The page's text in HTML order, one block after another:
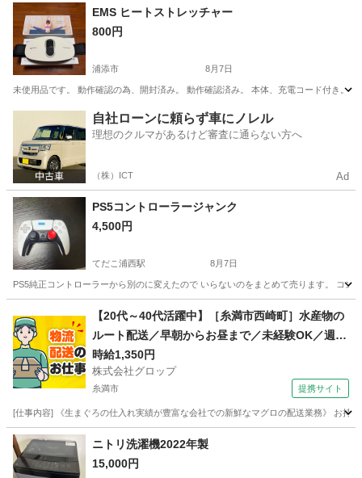
沖縄 宜野湾市 東京駅 生活家電
EMS ヒートストレッチャー
800円
浦添市 8月7日
未使用品です。 動作確認の為、開封済み。 動作確認済み。 本体、充電コード付き。
美容家電 コード
自社ローンに頼らず車にノレル
理想のクルマがあるけど審査に通らない方へ
（株）ICT Ad
PS5コントローラージャンク
4,500円
てだこ浦西駅 8月7日
PS5純正コントローラーから別のに変えたので いらないのをまとめて売ります。 コ
てだこ浦西駅 オーディオ
【20代～40代活躍中】［糸満市西崎町］水産物の
ルート配送／早朝からお昼まで／未経験OK／週休
2日／時給1,350円＋ガソリン代／正社員登用前提
時給1,350円
株式会社グロップ
糸満市 提携サイト
[仕事内容] 《生まぐろの仕入れ実績が豊富な会社での新鮮なマグロの配送業務》 お持
沖縄 糸満市 ドライバー
ニトリ洗濯機2022年製
15,000円